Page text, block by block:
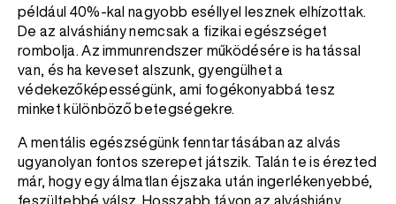
például 40%-kal nagyobb eséllyel lesznek elhízottak.
De az alváshiány nemcsak a fizikai egészséget
rombolja. Az immunrendszer működésére is hatással
van, és ha keveset alszunk, gyengülhet a
védekezőképességünk, ami fogékonyabbá tesz
minket különböző betegségekre.
A mentális egészségünk fenntartásában az alvás
ugyanolyan fontos szerepet játszik. Talán te is érezted
már, hogy egy álmatlan éjszaka után ingerlékenyebbé,
feszültebbé válsz. Hosszabb távon az alváshiány